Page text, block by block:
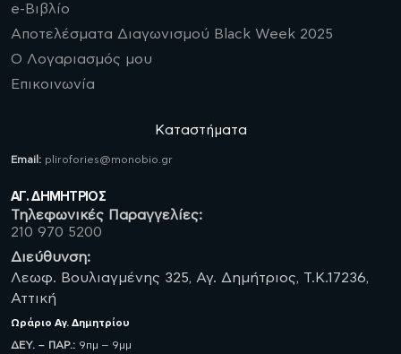
e-Βιβλίο
Αποτελέσματα Διαγωνισμού Black Week 2025
Ο Λογαριασμός μου
Επικοινωνία
Καταστήματα
Email: plirofories@monobio.gr
ΑΓ. ΔΗΜΗΤΡΙΟΣ
Τηλεφωνικές Παραγγελίες:
210 970 5200
Διεύθυνση:
Λεωφ. Βουλιαγμένης 325, Αγ. Δημήτριος, Τ.Κ.17236,
Αττική
Ωράριο Αγ. Δημητρίου
ΔΕΥ. – ΠΑΡ.: 9πμ – 9μμ